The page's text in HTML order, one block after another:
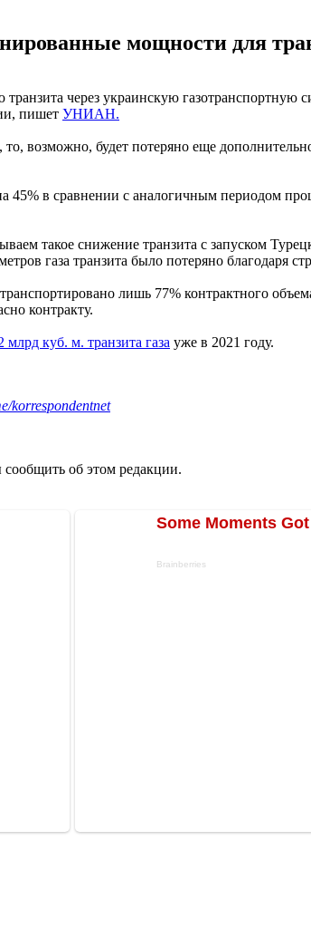
мощности для
через украинскую газотранспортную
пишет УНИАН.
возможно, будет потеряно еще
45% в сравнении с аналогичным периодом
такое снижение транзита с запуском
газа транзита было потеряно благодаря
лишь 77% контрактного
контракту.
куб. м. транзита газа уже в 2021 году.
korrespondentnet
об этом редакции.